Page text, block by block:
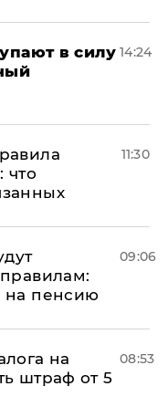
в силу 14:24
что
11:30
на пенсию
09:06
на
штраф от 5
08:53